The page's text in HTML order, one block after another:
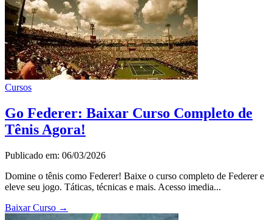
Cursos
Go Federer: Baixar Curso Completo de
Tênis Agora!
Publicado em: 06/03/2026
Domine o tênis como Federer! Baixe o curso completo de Federer e
eleve seu jogo. Táticas, técnicas e mais. Acesso imedia...
Baixar Curso →